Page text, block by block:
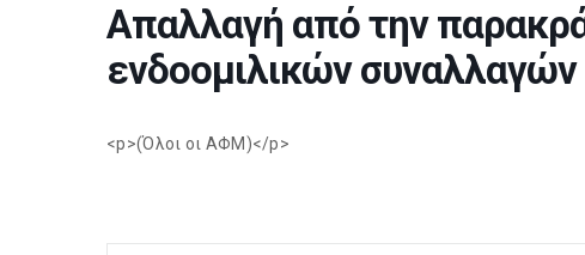
Απαλλαγή από την
ενδοομιλικών συναλλαγών
<p>(Όλοι οι ΑΦΜ)</p>